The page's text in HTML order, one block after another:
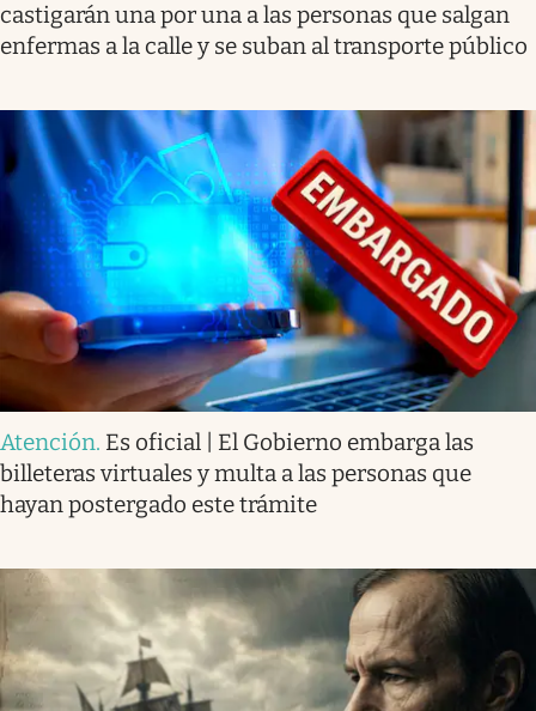
castigarán una por una a las personas que salgan
enfermas a la calle y se suban al transporte público
Atención. Es oficial | El Gobierno embarga las
billeteras virtuales y multa a las personas que
hayan postergado este trámite